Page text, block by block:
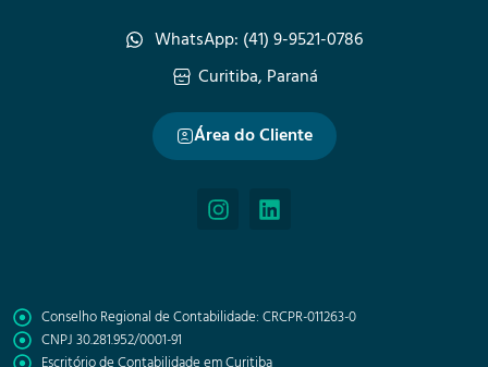
WhatsApp: (41) 9-9521-0786
Curitiba, Paraná
Área do Cliente
Conselho Regional de Contabilidade: CRCPR-011263-0
CNPJ 30.281.952/0001-91